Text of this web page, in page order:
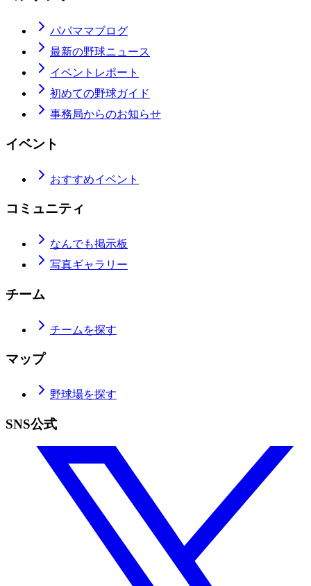
パパママブログ
最新の野球ニュース
イベントレポート
初めての野球ガイド
事務局からのお知らせ
イベント
おすすめイベント
コミュニティ
なんでも掲示板
写真ギャラリー
チーム
チームを探す
マップ
野球場を探す
SNS公式